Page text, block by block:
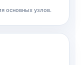
основных узлов.